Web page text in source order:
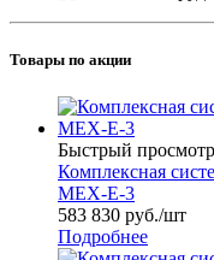
Товары по акции
Быстрый просмотр
Комплексная
MEX-E-3
583 830 руб./шт
Подробнее